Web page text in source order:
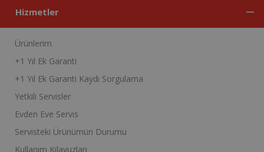
Hizmetler
Ürünlerim
+1 Yıl Ek Garanti
+1 Yıl Ek Garanti Kaydı Sorgulama
Yetkili Servisler
Evden Eve Servis
Servisteki Ürünümün Durumu
Kullanım Kılavuzları